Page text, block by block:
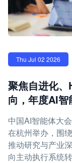
Thu Jul 02 2026
聚焦自进化
向，年度AI
中国AI智能体大
在杭州举办，围
推动研究与产业
向主动执行系统